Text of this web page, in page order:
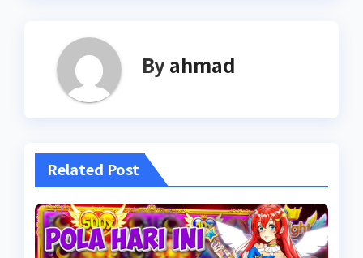
Byahmad
Related Post